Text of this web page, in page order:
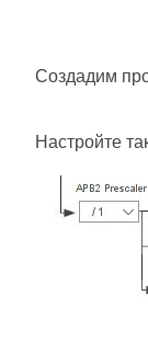
Создадим
Настройте